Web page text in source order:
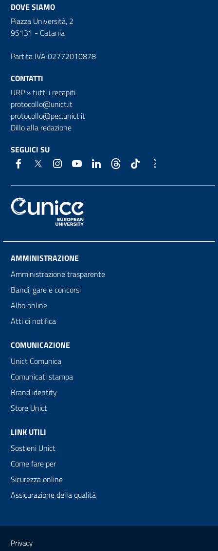
DOVE SIAMO
Piazza Università, 2
95131 - Catania
Partita IVA 02772010878
CONTATTI
URP »tutti i recapiti
protocollo@unict.it
protocollo@pec.unict.it
Dillo alla redazione
SEGUICI SU
AMMINISTRAZIONE
Amministrazione trasparente
Bandi, gare e concorsi
Albo online
Atti di notifica
COMUNICAZIONE
Unict Comunica
Comunicati stampa
Brand identity
Store Unict
LINK UTILI
Sostieni Unict
Come fare per
Sicurezza online
Assicurazione della qualità
Link e informazioni utili
Privacy